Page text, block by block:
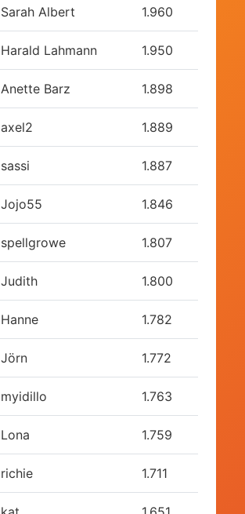
Sarah Albert 1.960
Harald Lahmann 1.950
Anette Barz 1.898
axel2 1.889
sassi 1.887
Jojo55 1.846
spellgrowe 1.807
Judith 1.800
Hanne 1.782
Jörn 1.772
myidillo 1.763
Lona 1.759
richie 1.711